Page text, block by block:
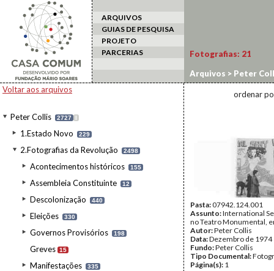
ARQUIVOS
GUIAS DE PESQUISA
PROJETO
PARCERIAS
Voltar aos arquivos
Peter Collis 2727 I
1.Estado Novo 229
2.Fotografias da Revolução 2498
Acontecimentos históricos 155
Assembleia Constituinte 12
Descolonização 440
Eleições 330
Governos Provisórios 198
Greves 15
Manifestações 335
Fotografias: 21
Arquivos > Peter
ordenar
Pasta:07942.124.001
Assunto:International
no Teatro Monumental,
Autor:Peter Collis
Data:Dezembro de 1974
Fundo:Peter Collis
Tipo Documental:
Página(s): 1